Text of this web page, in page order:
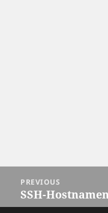
navigation
PREVIOUS
Previous
post:
SSH-